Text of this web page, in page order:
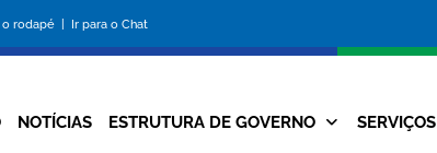
o rodapé | Ir para o Chat
da
Prefeitura
Navegação
NOTÍCIAS ESTRUTURA DE GOVERNO SERVIÇOS